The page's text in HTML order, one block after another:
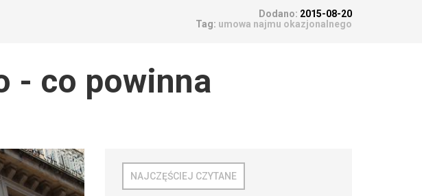
Dodano: 2015-08-20
Tag: umowa najmu okazjonalnego
- co powinna
NAJCZĘŚCIEJ CZYTANE